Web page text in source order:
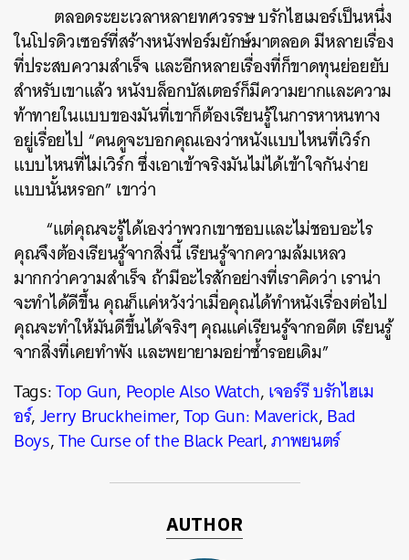
ตลอดระยะเวลาหลายทศวรรษ บรักไฮเมอร์เป็นหนึ่ง
ในโปรดิวเซอร์ที่สร้างหนังฟอร์มยักษ์มาตลอด มีหลายเรื่อง
ที่ประสบความสำเร็จ และอีกหลายเรื่องที่ก็ขาดทุนย่อยยับ
สำหรับเขาแล้ว หนังบล็อกบัสเตอร์ก็มีความยากและความ
ท้าทายในแบบของมันที่เขาก็ต้องเรียนรู้ในการหาหนทาง
อยู่เรื่อยไป “คนดูจะบอกคุณเองว่าหนังแบบไหนที่เวิร์ก
แบบไหนที่ไม่เวิร์ก ซึ่งเอาเข้าจริงมันไม่ได้เข้าใจกันง่าย
แบบนั้นหรอก” เขาว่า
“แต่คุณจะรู้ได้เองว่าพวกเขาชอบและไม่ชอบอะไร
คุณจึงต้องเรียนรู้จากสิ่งนี้ เรียนรู้จากความล้มเหลว
มากกว่าความสำเร็จ ถ้ามีอะไรสักอย่างที่เราคิดว่า เราน่า
จะทำได้ดีขึ้น คุณก็แค่หวังว่าเมื่อคุณได้ทำหนังเรื่องต่อไป
คุณจะทำให้มันดีขึ้นได้จริงๆ คุณแค่เรียนรู้จากอดีต เรียนรู้
จากสิ่งที่เคยทำพัง และพยายามอย่าซ้ำรอยเดิม”
Tags:Top Gun, People Also Watch,เจอร์รี บรักไฮเม
อร์,Jerry Bruckheimer,Top Gun: Maverick,Bad
Boys,The Curse of the Black Pearl,ภาพยนตร์
AUTHOR